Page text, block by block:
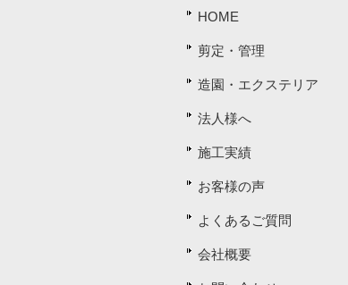
HOME
剪定・管理
造園・エクステリア
法人様へ
施工実績
お客様の声
よくあるご質問
会社概要